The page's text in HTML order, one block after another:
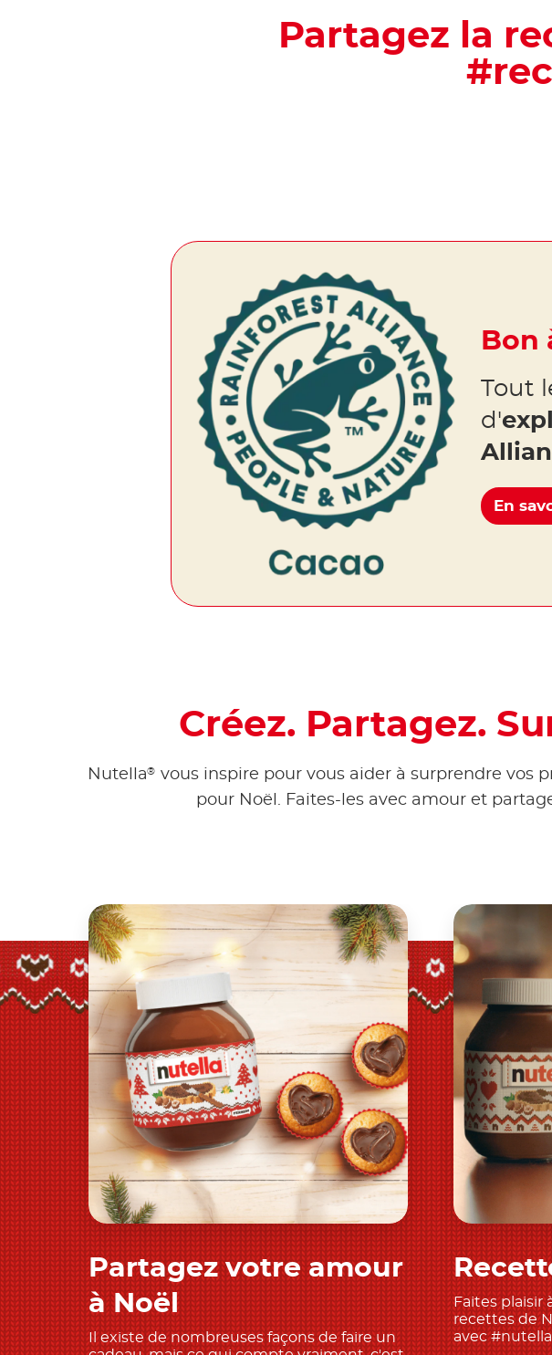
Partagez la
Bon
Tout
d'
En
Créez. Partagez.
Nutella® vous inspire pour vous aider à surprendre vos
pour Noël. Faites-les avec amour et
Découvrir
Partagez votre amour
à Noël
Il existe de nombreuses façons de faire un
Faites plaisir
recettes de
avec